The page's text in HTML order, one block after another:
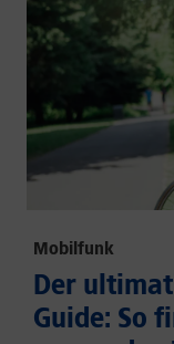
Mobilfunk
Der
Guide: So